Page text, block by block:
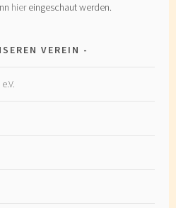
hiereingeschaut werden.
VEREIN